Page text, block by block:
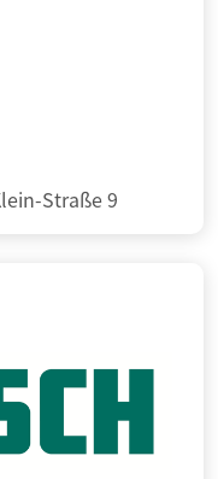
Straße 9